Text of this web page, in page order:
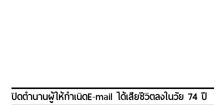
ปิดตำนานผู้ให้กำเนิดE-mail ได้เสียชีวิตลงในวัย 74 ปี